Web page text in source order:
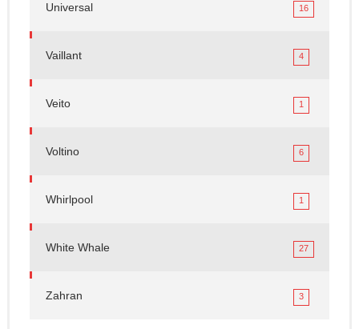
Universal 16
Vaillant 4
Veito 1
Voltino 6
Whirlpool 1
White Whale 27
Zahran 3